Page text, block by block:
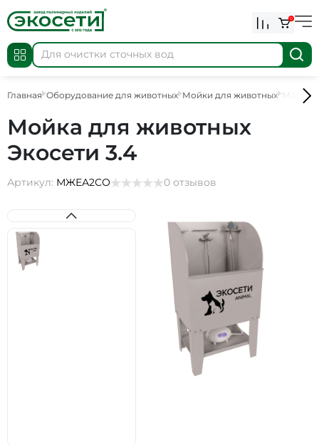
0
Главная Оборудование для животных Мойки для животных Мойка
Мойка для животных
Экосети 3.4
Артикул: МЖЕА2СО 0 отзывов